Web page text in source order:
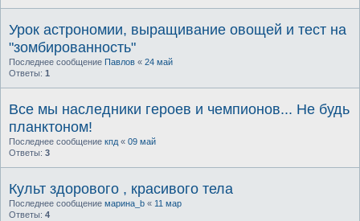
Урок астрономии, выращивание овощей и тест на
"зомбированность"
Последнее сообщение Павлов « 24 май
Ответы: 1
Все мы наследники героев и чемпионов... Не будь
планктоном!
Последнее сообщение кпд « 09 май
Ответы: 3
Культ здорового , красивого тела
Последнее сообщение марина_b « 11 мар
Ответы: 4